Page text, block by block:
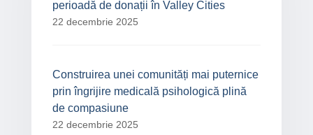
perioadă de donații în Valley Cities
22 decembrie 2025
Construirea unei comunități mai puternice
prin îngrijire medicală psihologică plină
de compasiune
22 decembrie 2025